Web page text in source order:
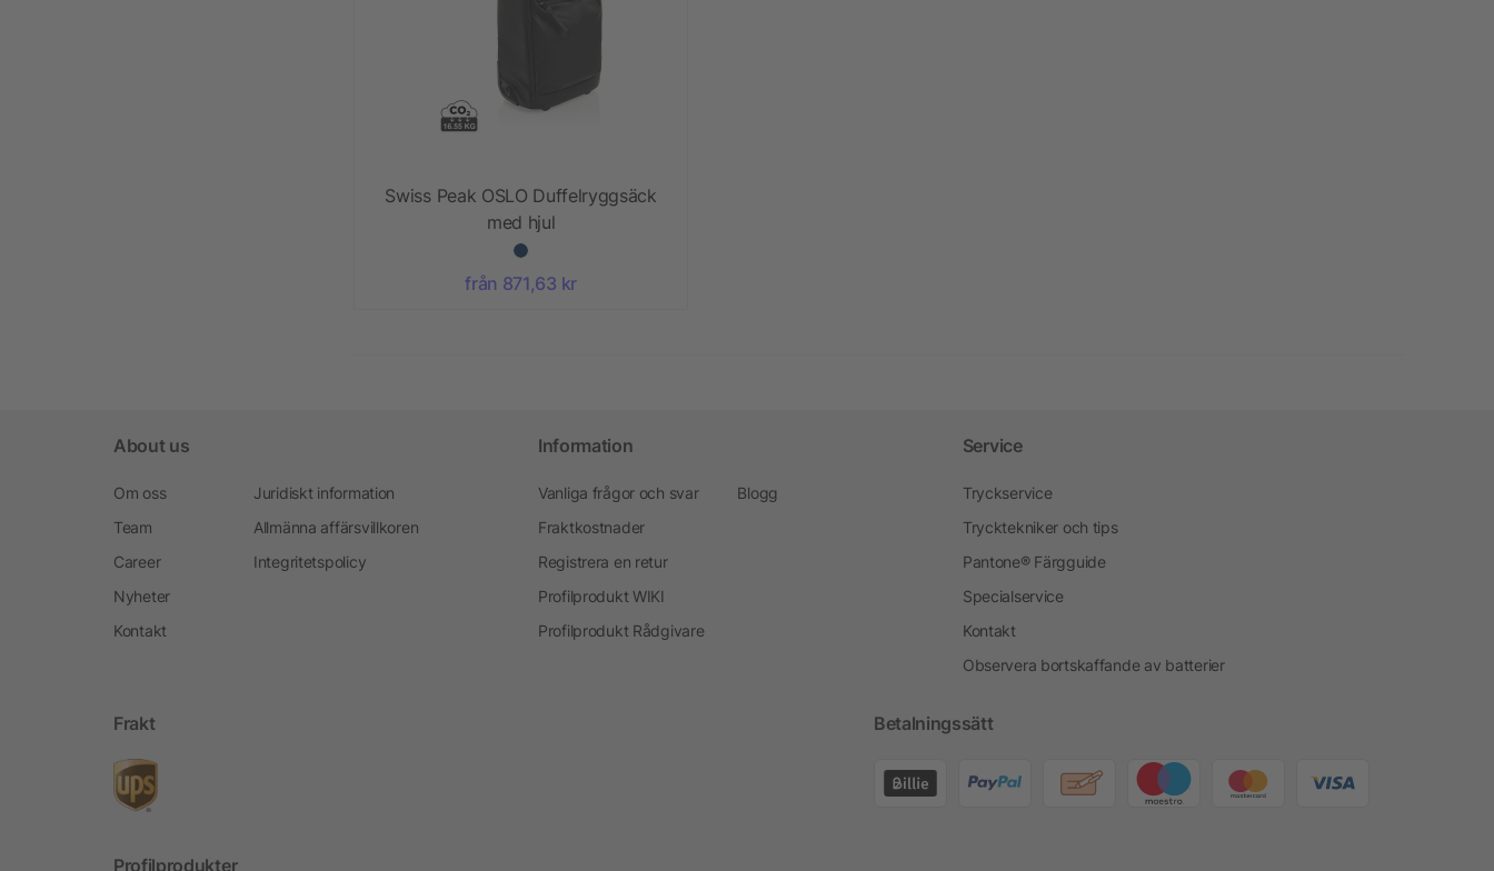
Swiss Peak OSLO Duffelryggsäck
med hjul
från 871,63 kr
About us
Om oss
Team
Career
Nyheter
Kontakt
Juridiskt information
Allmänna affärsvillkoren
Integritetspolicy
Information
Vanliga frågor och svar
Fraktkostnader
Registrera en retur
Profilprodukt WIKI
Profilprodukt Rådgivare
Blogg
Service
Tryckservice
Trycktekniker och tips
Pantone® Färgguide
Specialservice
Kontakt
Observera bortskaffande av batterier
Frakt Betalningssätt
Profilprodukter